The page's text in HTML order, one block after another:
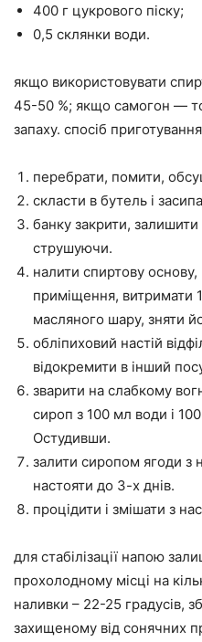
400 г цукрового піску;
0,5 склянки води.
якщо використовувати
45-50 %; якщо самогон —
запаху. спосіб
перебрати, помити,
скласти в бутель і
банку закрити,
струшуючи.
налити спиртову
приміщення, витримати
масляного шару, зняти
обліпиховий настій
відокремити в інший
зварити на слабкому
сироп з 100 мл води і
Остудивши.
залити сиропом ягоди з
настояти до 3-х днів.
процідити і змішати з
для стабілізації напою
прохолодному місці на
наливки – 22-25 градусів,
захищеному від сонячних